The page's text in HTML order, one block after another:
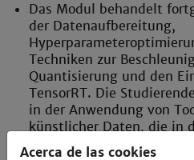
Das Modul behandelt
der Datenaufbereitung,
Techniken zur
Quantisierung und den
TensorRT. Die
in der Anwendung von
künstlicher Daten, die in
Verbesserung von
Acerca de las cookies